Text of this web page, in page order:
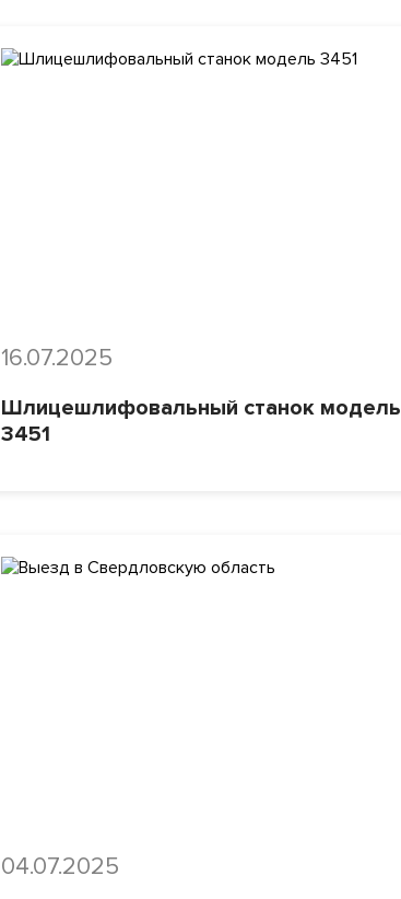
16.07.2025
Шлицешлифовальный станок модель
3451
04.07.2025